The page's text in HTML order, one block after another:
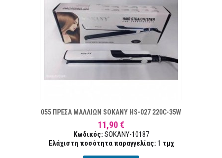
055 ΠΡΕΣΑ ΜΑΛΛΙΩΝ SOKANY HS-027 220C-35W
11,90 €
Κωδικός: SOKANY-10187
Ελάχιστη ποσότητα παραγγελίας: 1 τμχ